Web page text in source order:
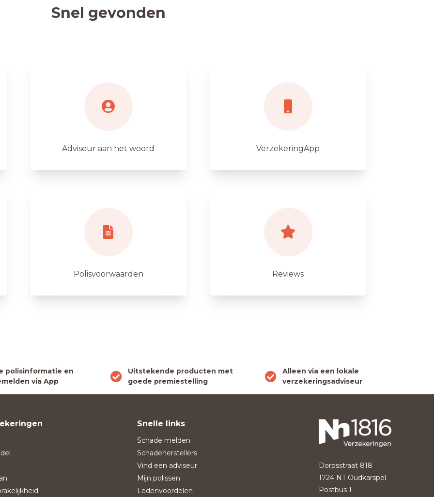
Snel gevonden
Adviseur aan het woord VerzekeringApp
Polisvoorwaarden Reviews
polisinformatie en
via App
Uitstekende producten met
goede premiestelling
Alleen via een lokale
verzekeringsadviseur
Snelle links
Schade melden
Schadeherstellers
Vind een adviseur
Mijn polissen
Ledenvoordelen
Dorpsstraat 818
1724 NT Oudkarspel
Postbus 1